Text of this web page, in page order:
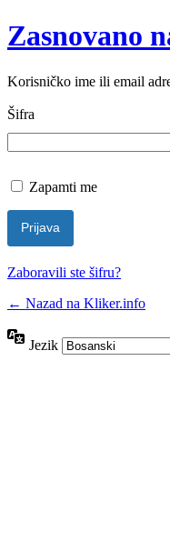
Zasnovano
Korisničko ime ili email
Šifra
Zapamti me
Zaboravili ste šifru?
← Nazad na Kliker.info
Jezik